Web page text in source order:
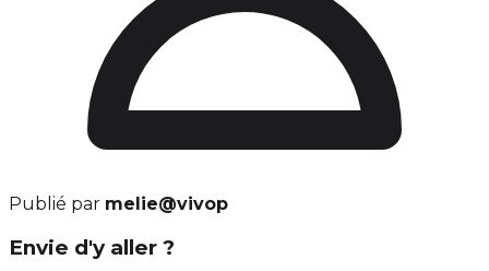
Publié par melie@vivop
Envie d'y aller ?